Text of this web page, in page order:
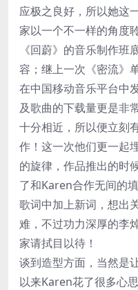
应极之良好，所以她这
家以一个不一样的角度
《回蔚》的音乐制作
容；继上一次《密流》
在中国移动音乐平台中
及歌曲的下载量更是非
十分相近，所以便立刻
作！这一次他们更一起
的旋律，作品推出的时
了和Karen合作无间的
歌词中加上新词，想出
难，不过功力深厚的李
家请拭目以待！
谈到造型方面，当然是
以来Karen花了很多心